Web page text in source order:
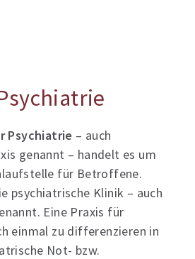
Psychiatrie – auch
genannt – handelt es um
für Betroffene.
psychiatrische Klinik – auch
Eine Praxis für
einmal zu differenzieren in
Not- bzw.